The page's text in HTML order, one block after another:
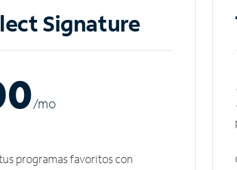
Signature
/mo
programas favoritos con